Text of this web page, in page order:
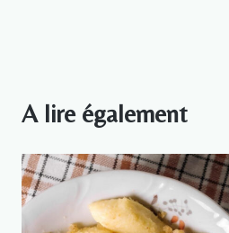
A lire également